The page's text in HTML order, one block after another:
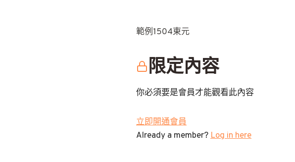
範例1504東元
限定內容
你必須要是會員才能觀看此內容
立即開通會員
Already a member?Log in here